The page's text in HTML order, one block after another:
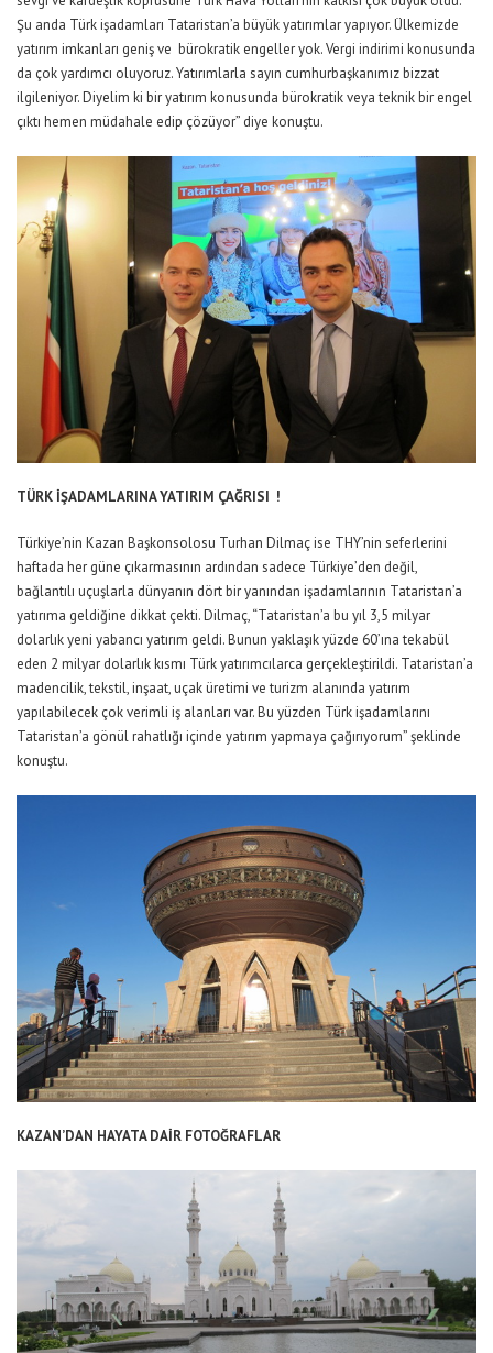
Şu anda Türk işadamları Tataristan’a büyük yatırımlar yapıyor. Ülkemizde
yatırım imkanları geniş ve bürokratik engeller yok. Vergi indirimi konusunda
da çok yardımcı oluyoruz. Yatırımlarla sayın cumhurbaşkanımız bizzat
ilgileniyor. Diyelim ki bir yatırım konusunda bürokratik veya teknik bir engel
çıktı hemen müdahale edip çözüyor” diye konuştu.
TÜRK İŞADAMLARINA YATIRIM ÇAĞRISI !
Türkiye’nin Kazan Başkonsolosu Turhan Dilmaç ise THY’nin seferlerini
haftada her güne çıkarmasının ardından sadece Türkiye’den değil,
bağlantılı uçuşlarla dünyanın dört bir yanından işadamlarının Tataristan’a
yatırıma geldiğine dikkat çekti. Dilmaç, “Tataristan’a bu yıl 3,5 milyar
dolarlık yeni yabancı yatırım geldi. Bunun yaklaşık yüzde 60’ına tekabül
eden 2 milyar dolarlık kısmı Türk yatırımcılarca gerçekleştirildi. Tataristan’a
madencilik, tekstil, inşaat, uçak üretimi ve turizm alanında yatırım
yapılabilecek çok verimli iş alanları var. Bu yüzden Türk işadamlarını
Tataristan’a gönül rahatlığı içinde yatırım yapmaya çağırıyorum” şeklinde
konuştu.
KAZAN’DAN HAYATA DAİR FOTOĞRAFLAR